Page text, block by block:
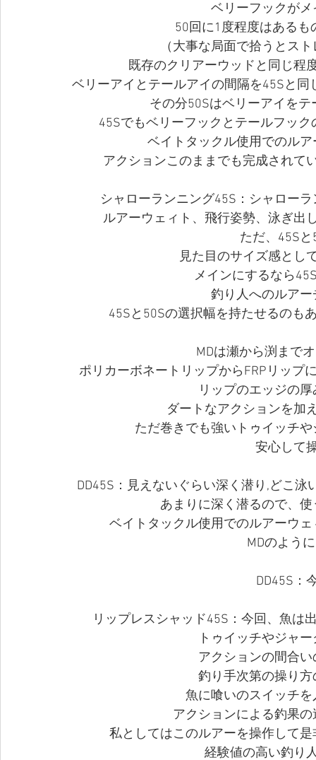
ベリーフックが
50回に1度程度はある
（大事な局面で拾うとス
既存のクリアーウッドと同じ程
ベリーアイとテールアイの間隔を45Sと
その分50Sはベリーアイを
45Sでもベリーフックとテールフッ
ベイトタックル使用でのル
アクションこのままでも完成されて
シャローランニング45S：シャロー
ルアーウェィト、飛行姿勢、泳ぎ出
ただ、45S
見た目のサイズ感とし
メインにするなら
釣り人へのルア
45Sと50Sの選択幅を持たせるのも
MDは瀬から渕まで
ポリカーボネートリップからFRPリップ
リップのエッジの
ダートなアクションを加
ただ巻きでも強いトゥイッチ
安心して
DD45S：見えないぐらい深く潜り,どこ
あまりに深く潜るので、
ベイトタックル使用でのルアーウ
MDのよう
DD45S：
リップレスシャッド45S：今回、魚は
トゥイッチやジャ
アクションの間合
釣り手次第の操り
魚に喰いのスイッチ
アクションによる釣果
私としてはこのルアーを操作して
経験値の高い釣り